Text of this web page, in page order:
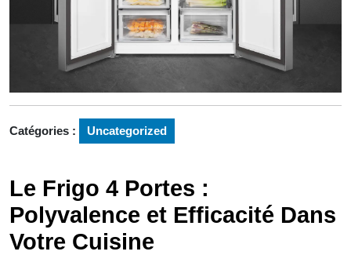
Catégories : Uncategorized
Le Frigo 4 Portes :
Polyvalence et Efficacité Dans
Votre Cuisine